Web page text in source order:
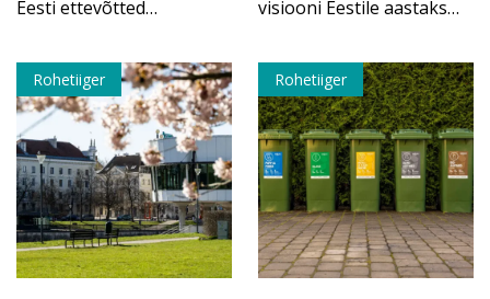
Eesti ettevõtted
visiooni Eestile aastaks
Rohetiiger Rohetiiger